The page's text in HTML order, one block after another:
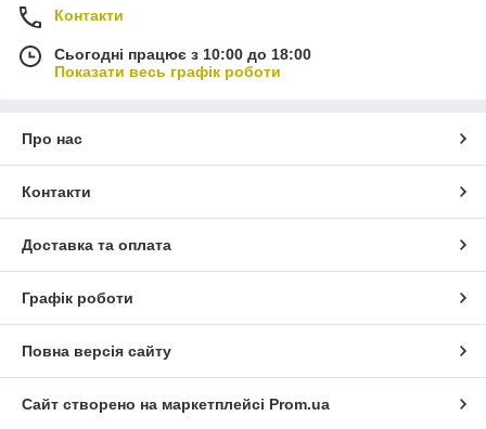
Контакти
Сьогодні працює з 10:00 до 18:00
Показати весь графік роботи
Про нас
Контакти
Доставка та оплата
Графік роботи
Повна версія сайту
Сайт створено на маркетплейсі Prom.ua